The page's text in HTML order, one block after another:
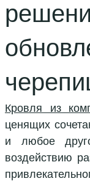
Кровля из
ценящих
и любое
воздействию